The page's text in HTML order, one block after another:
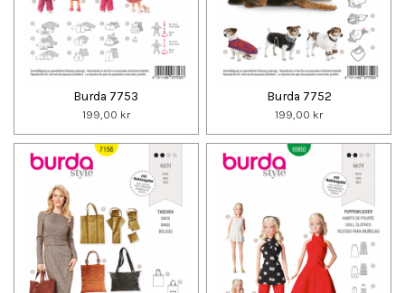
Burda 7753
199,00 kr
Burda 7752
199,00 kr